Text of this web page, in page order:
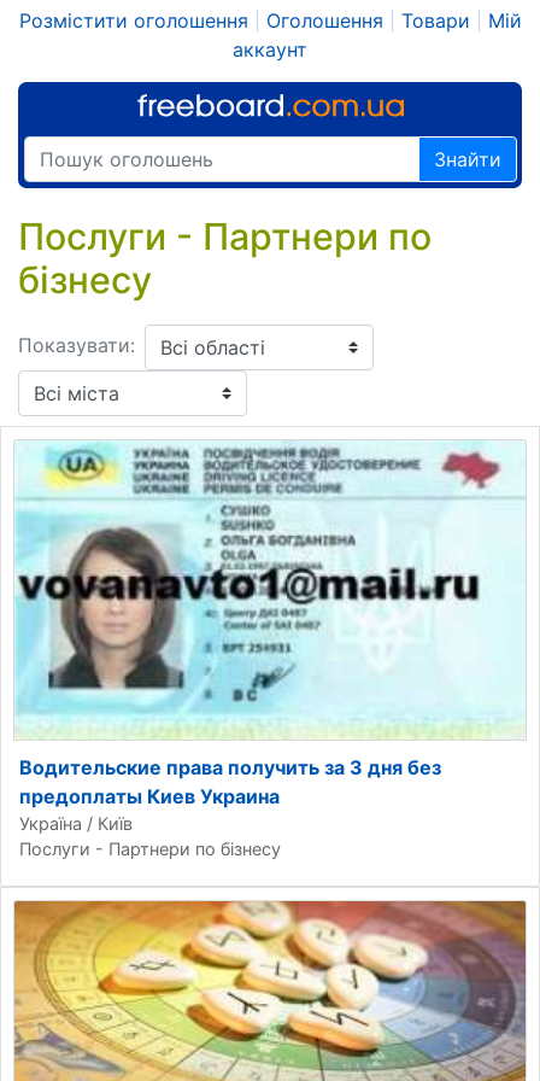
Розмістити оголошення Оголошення Товари
Мій
аккаунт
Знайти
Послуги - Партнери по
бізнесу
Показувати:
Водительские права получить за 3 дня без
предоплаты Киев Украина
Україна / Київ
Послуги - Партнери по бізнесу